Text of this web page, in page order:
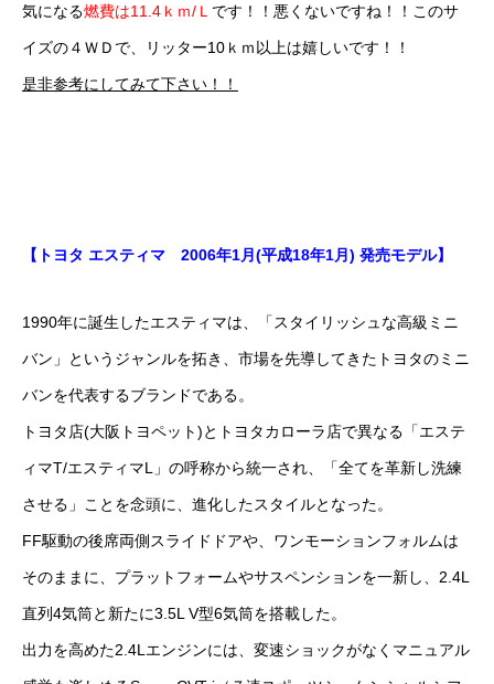
気になる燃費は11.4ｋｍ/Ｌ です！！悪くないですね！！このサ
イズの４ＷＤで、リッター10ｋｍ以上は嬉しいです！！
是非参考にしてみて下さい！！
【トヨタ エスティマ 2006年1月(平成18年1月) 発売モデル】
1990年に誕生したエスティマは、「スタイリッシュな高級ミニ
バン」というジャンルを拓き、市場を先導してきたトヨタのミニ
バンを代表するブランドである。
トヨタ店(大阪トヨペット)とトヨタカローラ店で異なる「エステ
ィマT/エスティマL」の呼称から統一され、「全てを革新し洗練
させる」ことを念頭に、進化したスタイルとなった。
FF駆動の後席両側スライドドアや、ワンモーションフォルムは
そのままに、プラットフォームやサスペンションを一新し、2.4L
直列4気筒と新たに3.5L V型6気筒を搭載した。
出力を高めた2.4Lエンジンには、変速ショックがなくマニュアル